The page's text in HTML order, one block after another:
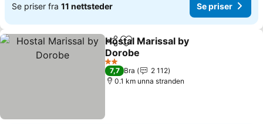
Se priser fra 11 nettsteder Se priser
Del Legg til i favoritter
Hostal Marissal by
Dorobe
2 Stjerner
7,7 Bra
2 112
0.1 km unna stranden